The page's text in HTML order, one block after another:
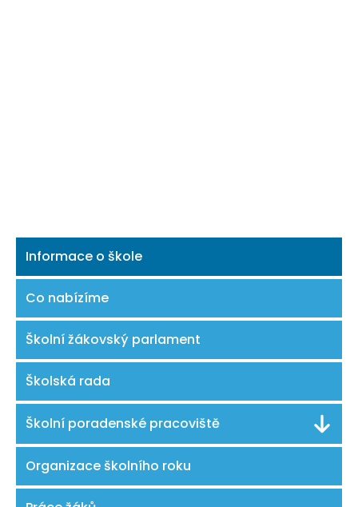
Informace o škole
Co nabízíme
Školní žákovský parlament
Školská rada
Školní poradenské pracoviště
Organizace školního roku